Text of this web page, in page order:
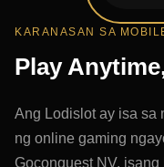
KARANASAN SA
Play
Ang Lodislot ay isa sa
ng online gaming
Goconquest NV,